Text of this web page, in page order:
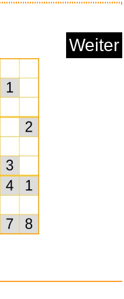
Moore / 24 ...
Weiter